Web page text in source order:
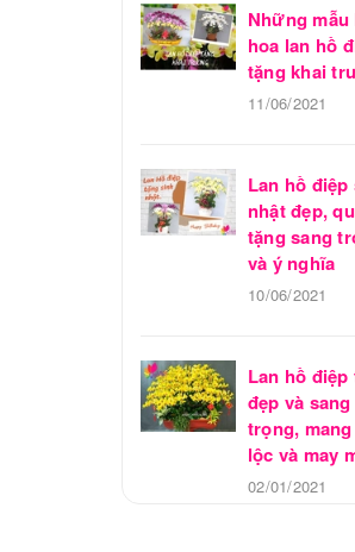
Những mẫu
hoa lan hồ
tặng khai
11/06/2021
Lan hồ điệp
nhật đẹp,
tặng sang
và ý nghĩa
10/06/2021
Lan hồ điệp
đẹp và sang
trọng,
lộc và may
02/01/2021